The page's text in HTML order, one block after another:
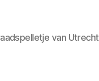
van Utrecht